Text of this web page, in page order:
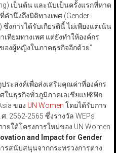
เป็นต้น และนับเป็นครั้งแรกที่หาด
ำนึงถึงมิติทางเพศ (Gender-
ซึ่งการได้รับเกียรตินี้ ไม่เพียงแต่เน้น
เทียมทางเพศ แต่ยังทำให้องค์กร
องผู้หญิงในภาคธุรกิจอีกด้วย”
ระสงค์เพื่อส่งเสริมคุณค่าที่องค์กร
ในธุรกิจทั่วภูมิภาคเอเชียแปซิฟิก
ของ UN Women โดยได้รับการ
2562-2565 ซึ่งรางวัล WEPs
ยใต้โครงการใหม่ของ UN Women
and Impact for Gender
รสนับสนุนจากกระทรวงการต่าง